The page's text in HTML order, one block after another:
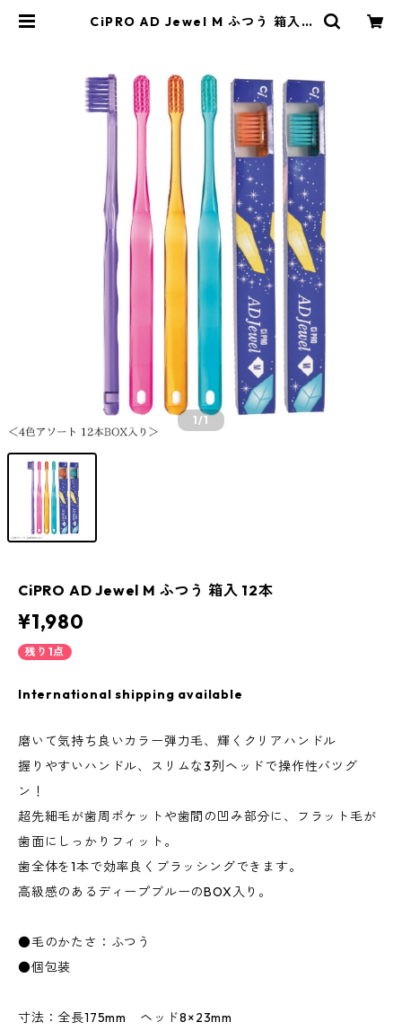
CiPRO AD Jewel M ふつう 箱入 1
1/1
CiPRO AD Jewel M ふつう 箱入 12本
¥1,980
残り1点
International shipping available
磨いて気持ち良いカラー弾力毛、輝くクリアハンドル
握りやすいハンドル、スリムな3列ヘッドで操作性バツグ
ン！
超先細毛が歯周ポケットや歯間の凹み部分に、フラット毛が
歯面にしっかりフィット。
歯全体を1本で効率良くブラッシングできます。
高級感のあるディープブルーのBOX入り。
●毛のかたさ：ふつう
●個包装
寸法：全長175mm ヘッド8×23mm